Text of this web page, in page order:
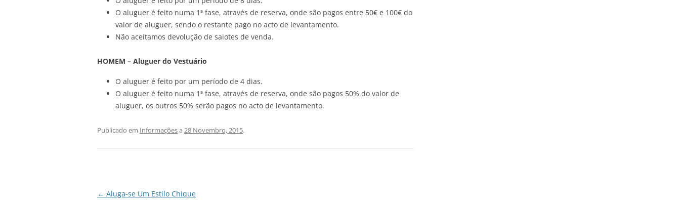
O aluguer é feito numa 1ª fase, através de reserva, onde são pagos entre 50€ e 100€ do
valor de aluguer, sendo o restante pago no acto de levantamento.
Não aceitamos devolução de saiotes de venda.
HOMEM – Aluguer do Vestuário
O aluguer é feito por um período de 4 dias.
O aluguer é feito numa 1ª fase, através de reserva, onde são pagos 50% do valor de
aluguer, os outros 50% serão pagos no acto de levantamento.
Publicado em Informaçõesa 28 Novembro, 2015.
Navegação
← Aluga-se Um Estilo Chique